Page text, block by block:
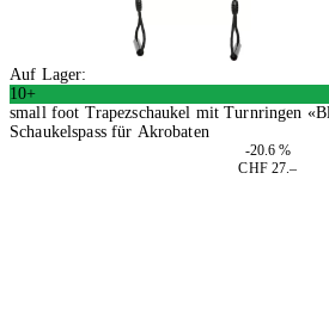
Auf Lager:
10+
small foot Trapezschaukel mit Turnringen
Schaukelspass für Akrobaten
-20.6 %
CHF 27.–